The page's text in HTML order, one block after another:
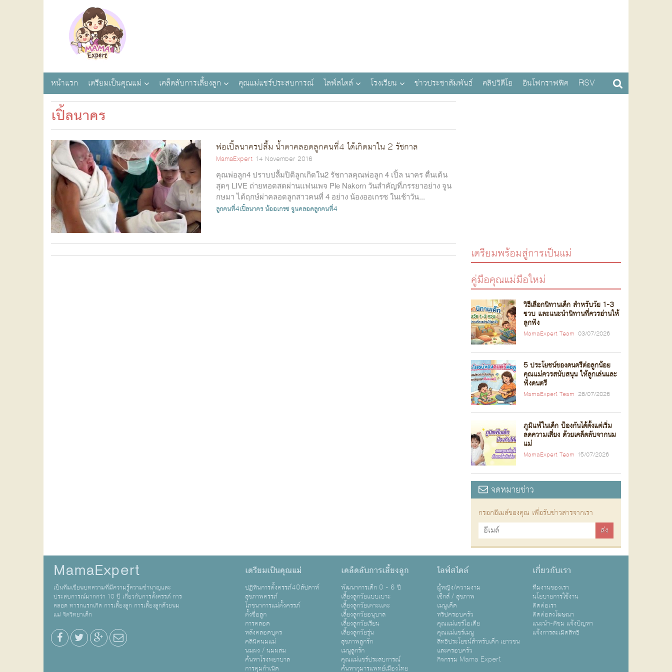
หน้าแรก เตรียมเป็นคุณแม่ เคล็ดลับการเลี้ยงลูก คุณแม่แชร์ประสบการณ์ ไลฟ์สไตล์ โรงเรียน ข่าวประชาสัมพันธ์ คลิปวิดีโอ อินโฟกราฟฟิค RSV
เปิ้ลนาคร
พ่อเปิ้ลนาครปลื้ม น้ำตาคลอดลูกคนที่4 ได้เกิดมาใน 2 รัชกาล
MamaExpert 14 November 2016
คุณพ่อลูก4 ปราบปลื้มปิติลูกเกิดใน2 รัชกาลคุณพ่อลูก 4 เปิ้ล นาคร ตื่นเต้น
สุดๆ LIVE ถ่ายทอดสดผ่านแฟนเพจ Ple Nakorn วันสำคัญที่ภรรยาอย่าง จูน
กษมา ได้ฤกษ์ผ่าคลอดลูกสาวคนที่ 4 อย่าง น้องออเกรซ ในเช้าวัน...
ลูกคนที่4เปิ้ลนาครน้ออเกรซจูนคลอดลูกคนที่4
เตรียมพร้อมสู่การเป็นแม่
คู่มือคุณแม่มือใหม่
วิธีเลือกนิทานเด็ก สำหรับวัย 1-3
ขวบ และแนะนำนิทานที่ควรอ่านให้
ลูกฟัง
MamaExpert Team 03/07/2026
5 ประโยชน์ของดนตรีต่อลูกน้อย
คุณแม่ควรสนับสนุน ให้ลูกเล่นและ
ฟังดนตรี
MamaExpert Team 28/07/2026
ภูมิแพ้ในเด็ก ป้องกันได้ตั้งแต่เริ่ม
ลดความเสี่ยง ด้วยเคล็ดลับจากนม
แม่
MamaExpert Team 15/07/2026
จดหมายข่าว
กรอกอีเมล์ของคุณ เพื่อรับข่าวสารจากเรา
MamaExpert
เป็นทีมเขียนบทความที่มีความรู้ความชำนาญและ
ประสบการณ์มากกว่า 10 ปี เกี่ยวกับการตั้งครรภ์ การ
คลอด ทารกแรกเกิด การเลี้ยงลูก การเลี้ยงลูกด้วยนม
แม่ จิตวิทยาเด็ก
เตรียมเป็นคุณแม่
ปฏิทินการตั้งครรภ์40สัปดาห์
สุขภาพครรภ์
โภชนาการแม่ตั้งครรภ์
ตั้งชื่อลูก
การคลอด
หลังคลอดบุตร
คลินิคนมแม่
นมผง / นมผสม
ค้นหาโรงพยาบาล
การคุมกำเนิด
เคล็ดลับการเลี้ยงลูก
พัฒนาการเด็ก 0 - 6 ปี
เลี้ยงลูกวัยแบบเบาะ
เลี้ยงลูกวัยเตาะเเตะ
เลี้ยงลูกวัยอนุบาล
เลี้ยงลูกวัยเรียน
เลี้ยงลูกวัยรุ่น
สุขภาพลูกรัก
เมนูลูกรัก
คุณแม่แชร์ประสบการณ์
ค้นหากุมารแพทย์เมืองไทย
ไลฟ์สไตล์
ผู้หญิง/ความงาม
เซ็กส์ / สุขภาพ
เมนูเด็ด
ทริปครอบครัว
คุณแม่แชร์ไอเดีย
คุณแม่แชร์เมนู
สิทธิประโยชน์สำหรับเด็ก เยาวชน
และครอบครัว
กิจกรรม Mama Expert
เกี่ยวกับเรา
ทีมงานของเรา
นโยบายการใช้งาน
ติดต่อเรา
ติดต่อลงโฆษณา
แนะนำ-ติชม แจ้งปัญหา
แจ้งการละเมิดสิทธิ